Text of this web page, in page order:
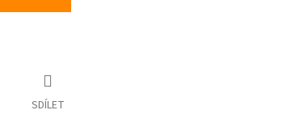
SDÍLET